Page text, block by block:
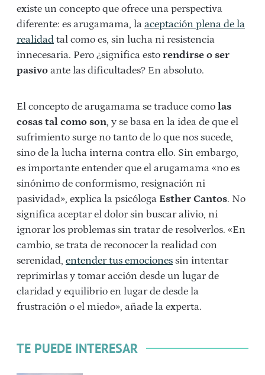
existe un concepto que ofrece una perspectiva
diferente: es arugamama, la aceptación plena de la
realidad tal como es, sin lucha ni resistencia
innecesaria. Pero ¿significa esto rendirse o ser
pasivo ante las dificultades? En absoluto.
El concepto de arugamama se traduce como las
cosas tal como son, y se basa en la idea de que el
sufrimiento surge no tanto de lo que nos sucede,
sino de la lucha interna contra ello. Sin embargo,
es importante entender que el arugamama «no es
sinónimo de conformismo, resignación ni
pasividad», explica la psicóloga Esther Cantos. No
significa aceptar el dolor sin buscar alivio, ni
ignorar los problemas sin tratar de resolverlos. «En
cambio, se trata de reconocer la realidad con
serenidad, entender tus emociones sin intentar
reprimirlas y tomar acción desde un lugar de
claridad y equilibrio en lugar de desde la
frustración o el miedo», añade la experta.
TE PUEDE INTERESAR